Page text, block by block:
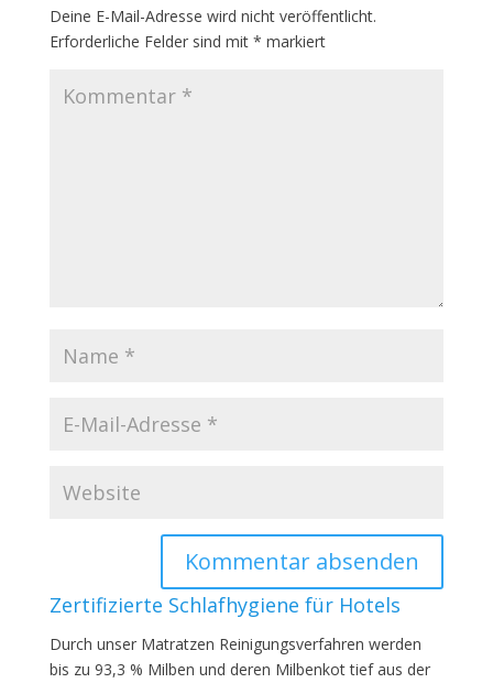
Deine E-Mail-Adresse wird nicht veröffentlicht.
Erforderliche Felder sind mit * markiert
Zertifizierte Schlafhygiene für Hotels
Durch unser Matratzen Reinigungsverfahren werden
bis zu 93,3 % Milben und deren Milbenkot tief aus der